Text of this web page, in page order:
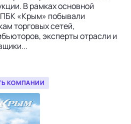
В рамках основной
«Крым» побывали
торговых сетей,
эксперты отрасли и
КОМПАНИИ